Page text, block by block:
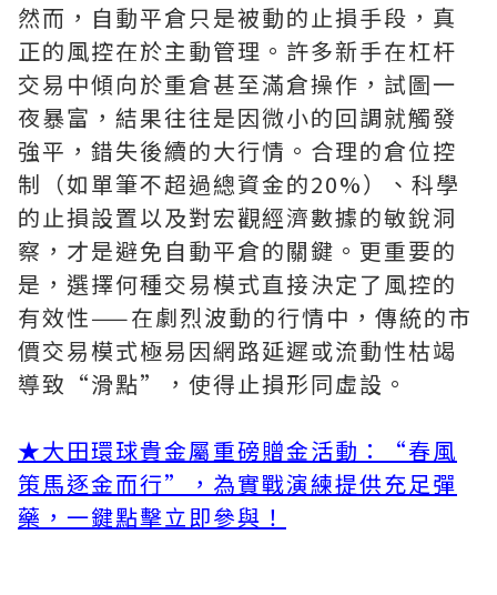
然而，自動平倉只是被動的止損手段，真
正的風控在於主動管理。許多新手在杠杆
交易中傾向於重倉甚至滿倉操作，試圖一
夜暴富，結果往往是因微小的回調就觸發
強平，錯失後續的大行情。合理的倉位控
制（如單筆不超過總資金的20%）、科學
的止損設置以及對宏觀經濟數據的敏銳洞
察，才是避免自動平倉的關鍵。更重要的
是，選擇何種交易模式直接決定了風控的
有效性——在劇烈波動的行情中，傳統的市
價交易模式極易因網路延遲或流動性枯竭
導致“滑點”，使得止損形同虛設。
★大田環球貴金屬重磅贈金活動：“春風
策馬逐金而行”，為實戰演練提供充足彈
藥，一鍵點擊立即參與！